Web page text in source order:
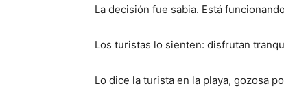
La decisión fue sabia. Está
Los turistas lo sienten: disfrutan
Lo dice la turista en la playa, gozosa